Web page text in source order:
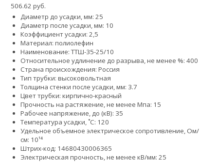
506.62 руб.
Диаметр до усадки, мм: 25
Диаметр после усадки, мм: 10
Коэффициент усадки: 2,5
Материал: полиолефин
Наименование: ТТШ-35-25/10
Относительное удлинение до разрыва, не менее %: 400
Страна происхождения: Россия
Тип трубки: высоковольтная
Толщина стенки после усадки, мм: 3.7
Цвет трубки: кирпично-красный
Прочность на растяжение, не менее Мпа: 15
Рабочее напряжение, до (кВ): 35
Температура усадки, ˚С: 120
Удельное объемное электрическое сопротивление, Ом/
см: 10¹⁴
Штрих-код: 14680430006365
Электрическая прочность, не менее кВ/мм: 25